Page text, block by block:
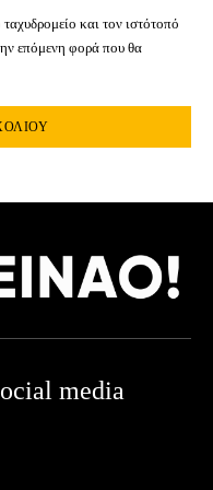
και τον ιστότοπό
επόμενη φορά που θα
media